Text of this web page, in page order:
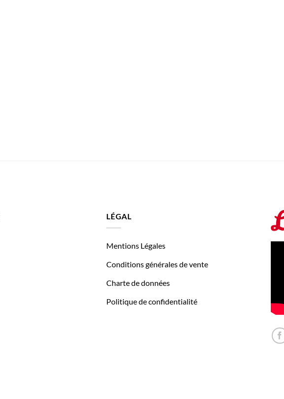
LÉGAL
Mentions Légales
Conditions générales de vente
Charte de données
Politique de confidentialité